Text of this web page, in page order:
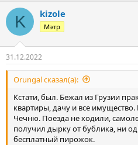
K kizole
Мэтр
31.12.2022
Orungal сказал(а):
Кстати, был. Бежал из Грузии
квартиры, дачу и все
Чечню. Поезда не ходили,
получил дырку от бублика, ни
бесплатный пирожок.